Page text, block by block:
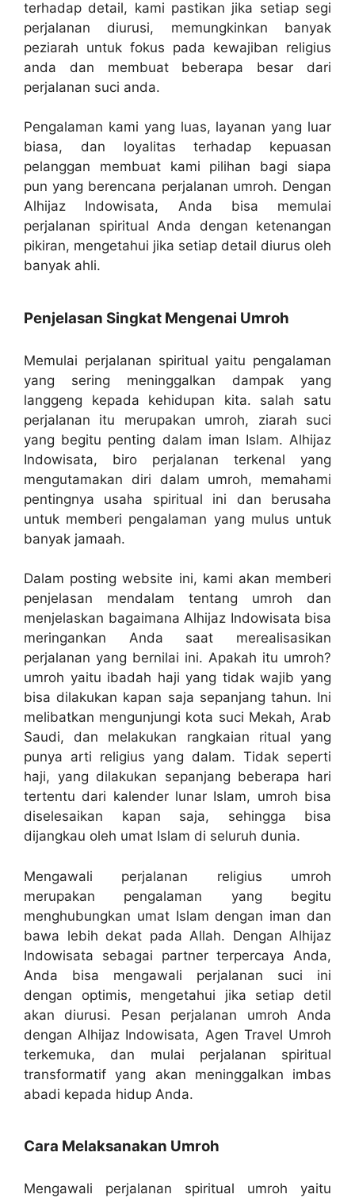
terhadap detail, kami pastikan jika setiap segi
perjalanan diurusi, memungkinkan banyak
peziarah untuk fokus pada kewajiban religius
anda dan membuat beberapa besar dari
perjalanan suci anda.
Pengalaman kami yang luas, layanan yang luar
biasa, dan loyalitas terhadap kepuasan
pelanggan membuat kami pilihan bagi siapa
pun yang berencana perjalanan umroh. Dengan
Alhijaz Indowisata, Anda bisa memulai
perjalanan spiritual Anda dengan ketenangan
pikiran, mengetahui jika setiap detail diurus oleh
banyak ahli.
Penjelasan Singkat Mengenai Umroh
Memulai perjalanan spiritual yaitu pengalaman
yang sering meninggalkan dampak yang
langgeng kepada kehidupan kita. salah satu
perjalanan itu merupakan umroh, ziarah suci
yang begitu penting dalam iman Islam. Alhijaz
Indowisata, biro perjalanan terkenal yang
mengutamakan diri dalam umroh, memahami
pentingnya usaha spiritual ini dan berusaha
untuk memberi pengalaman yang mulus untuk
banyak jamaah.
Dalam posting website ini, kami akan memberi
penjelasan mendalam tentang umroh dan
menjelaskan bagaimana Alhijaz Indowisata bisa
meringankan Anda saat merealisasikan
perjalanan yang bernilai ini. Apakah itu umroh?
umroh yaitu ibadah haji yang tidak wajib yang
bisa dilakukan kapan saja sepanjang tahun. Ini
melibatkan mengunjungi kota suci Mekah, Arab
Saudi, dan melakukan rangkaian ritual yang
punya arti religius yang dalam. Tidak seperti
haji, yang dilakukan sepanjang beberapa hari
tertentu dari kalender lunar Islam, umroh bisa
diselesaikan kapan saja, sehingga bisa
dijangkau oleh umat Islam di seluruh dunia.
Mengawali perjalanan religius umroh
merupakan pengalaman yang begitu
menghubungkan umat Islam dengan iman dan
bawa lebih dekat pada Allah. Dengan Alhijaz
Indowisata sebagai partner terpercaya Anda,
Anda bisa mengawali perjalanan suci ini
dengan optimis, mengetahui jika setiap detil
akan diurusi. Pesan perjalanan umroh Anda
dengan Alhijaz Indowisata, Agen Travel Umroh
terkemuka, dan mulai perjalanan spiritual
transformatif yang akan meninggalkan imbas
abadi kepada hidup Anda.
Cara Melaksanakan Umroh
Mengawali perjalanan spiritual umroh yaitu